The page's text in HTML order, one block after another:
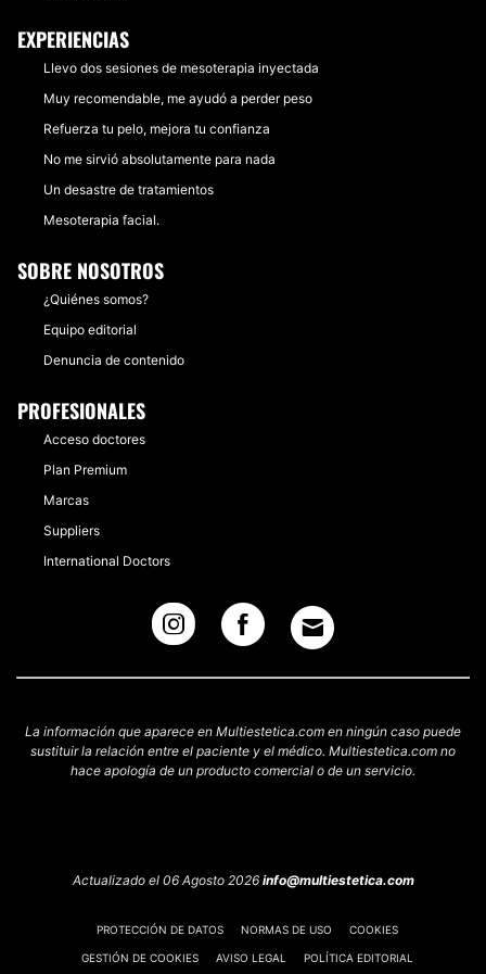
EXPERIENCIAS
Llevo dos sesiones de mesoterapia inyectada
Muy recomendable, me ayudó a perder peso
Refuerza tu pelo, mejora tu confianza
No me sirvió absolutamente para nada
Un desastre de tratamientos
Mesoterapia facial.
SOBRE NOSOTROS
¿Quiénes somos?
Equipo editorial
Denuncia de contenido
PROFESIONALES
Acceso doctores
Plan Premium
Marcas
Suppliers
International Doctors
La información que aparece en Multiestetica.com en ningún caso puede
sustituir la relación entre el paciente y el médico. Multiestetica.com no
hace apología de un producto comercial o de un servicio.
Actualizado el 06 Agosto 2026 info@multiestetica.com
PROTECCIÓN DE DATOS NORMAS DE USO COOKIES
GESTIÓN DE COOKIES AVISO LEGAL POLÍTICA EDITORIAL